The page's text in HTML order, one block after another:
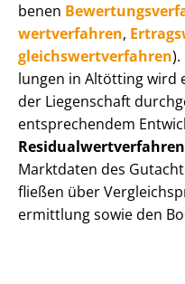
be­nen
wert­ver­fah­ren,
gleichs­wert­ver­fah­ren
lun­gen in Altötting wird
der Liegenschaft
entsprechendem
Re­si­du­al­wert­ver­fah­ren
Marktdaten des
fließen über
ermitt­lung sowie den